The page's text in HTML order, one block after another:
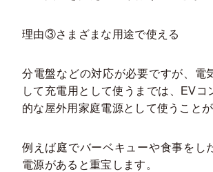
理由③さまざまな用途で使える
分電盤などの対応が必要ですが、電
して充電用として使うまでは、EVコ
的な屋外用家庭電源として使うことが
例えば庭でバーベキューや食事をし
電源があると重宝します。